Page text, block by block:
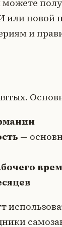
можете
или новой
и
—